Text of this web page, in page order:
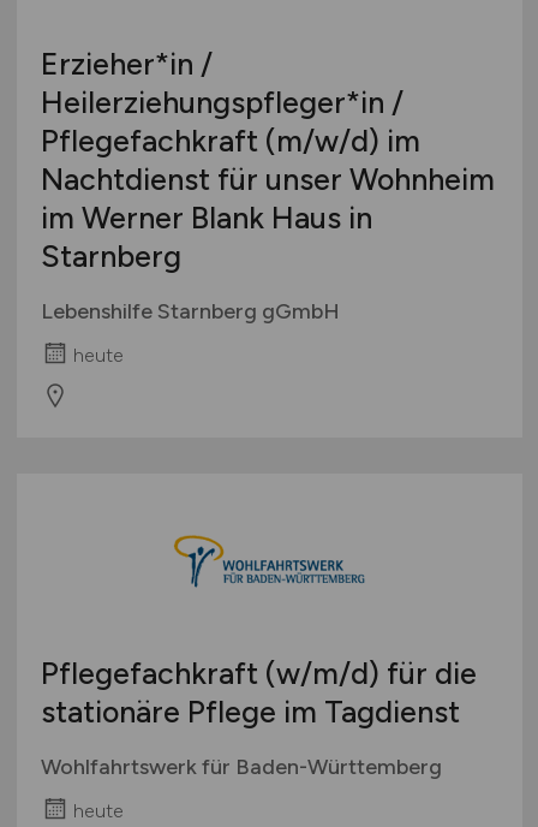
Erzieher*in /
Heilerziehungspfleger*in /
Pflegefachkraft (m/w/d) im
Nachtdienst für unser Wohnheim
im Werner Blank Haus in
Starnberg
Lebenshilfe Starnberg gGmbH
heute
Pflegefachkraft (w/m/d) für die
stationäre Pflege im Tagdienst
Wohlfahrtswerk für Baden-Württemberg
heute